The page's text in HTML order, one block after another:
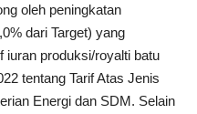
oleh peningkatan
dari Target) yang
iuran produksi/royalti batu
tentang Tarif Atas Jenis
Energi dan SDM​. Selain